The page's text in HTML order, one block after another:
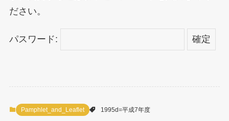
ださい。
パスワード:
Pamphlet_and_Leaflet 1995d=平成7年度